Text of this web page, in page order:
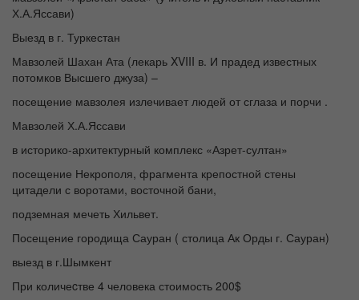
Х.А.Яссави)
Выезд в г. Туркестан
Мавзолей Шахан Ата (лекарь XVIII в. И прадед известных
потомков Высшего джуза) –
посещение мавзолея излечивает людей от сглаза и порчи .
Мавзолей Х.А.Яссави
в историко-архитектурный комплекс «Азрет-султан»
посещение Некрополя, фрагмента крепостной стены
цитадели с воротами, восточной бани,
подземная мечеть Хильвет.
Посещение городища Сауран ( столица Ак Орды г. Сауран)
выезд в г.Шымкент
При количеcтве 4 человека стоимость 200$